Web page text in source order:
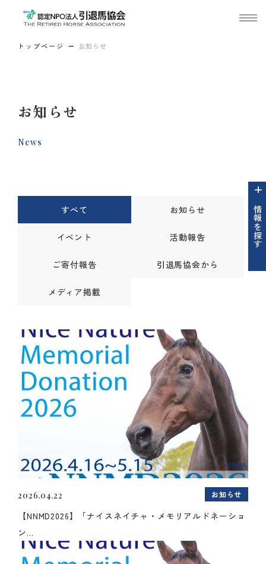
トップページ お知らせ
お知らせ
News
情報を探す
すべて お知らせ
イベント 活動報告
ご寄付報告 引退馬協会から
メディア掲載
2026.04.22 お知らせ
【NNMD2026】「ナイスネイチャ・メモリアルドネーショ
ン...